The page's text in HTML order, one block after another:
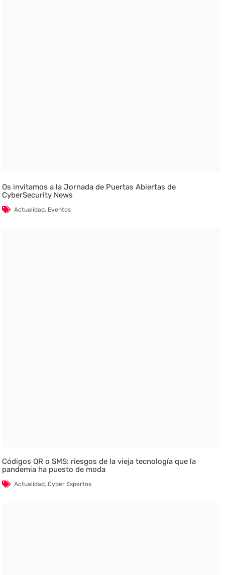
Os invitamos a la Jornada de Puertas Abiertas de
CyberSecurity News
Actualidad, Eventos
Códigos QR o SMS: riesgos de la vieja tecnología que la
pandemia ha puesto de moda
Actualidad,Cyber Expertos